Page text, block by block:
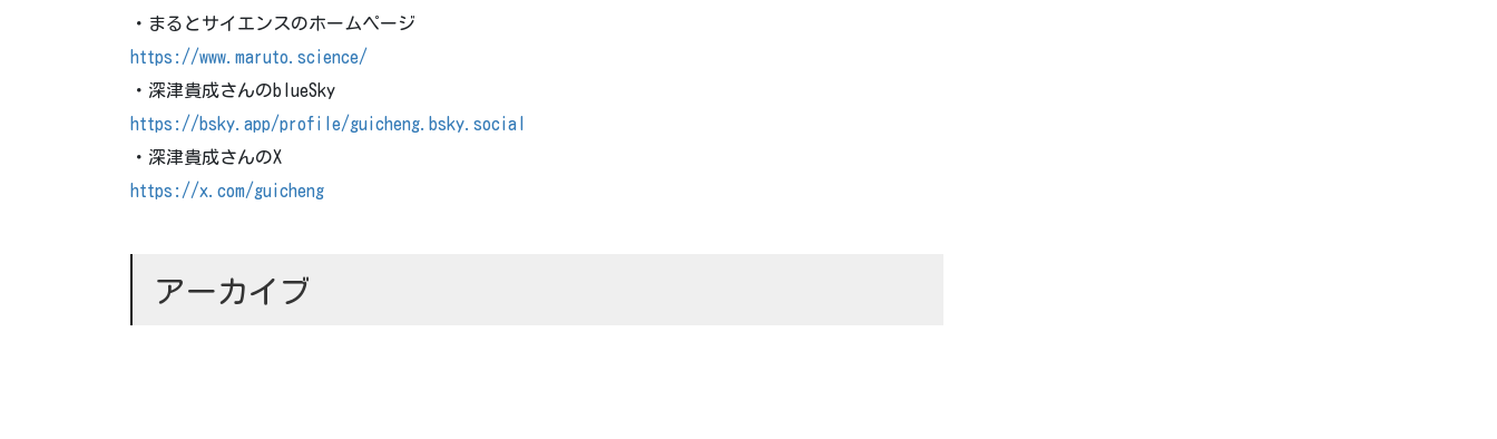
・まるとサイエンスのホームページ
https://www.maruto.science/
・深津貴成さんのblueSky
https://bsky.app/profile/guicheng.bsky.social
・深津貴成さんのX
https://x.com/guicheng
アーカイブ